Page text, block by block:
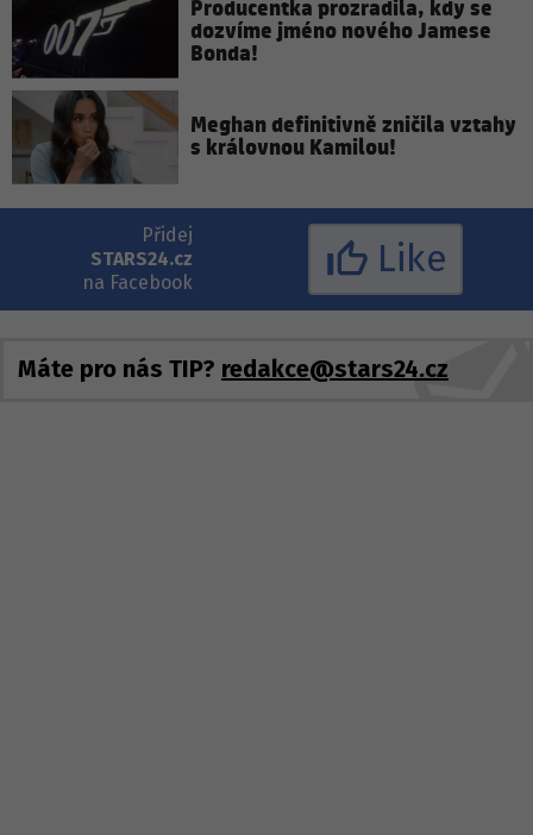
Producentka prozradila, kdy se
dozvíme jméno nového Jamese
Bonda!
Meghan definitivně zničila vztahy
s královnou Kamilou!
Přidej
STARS24.cz
na Facebook
Like
Máte pro nás TIP? redakce@stars24.cz